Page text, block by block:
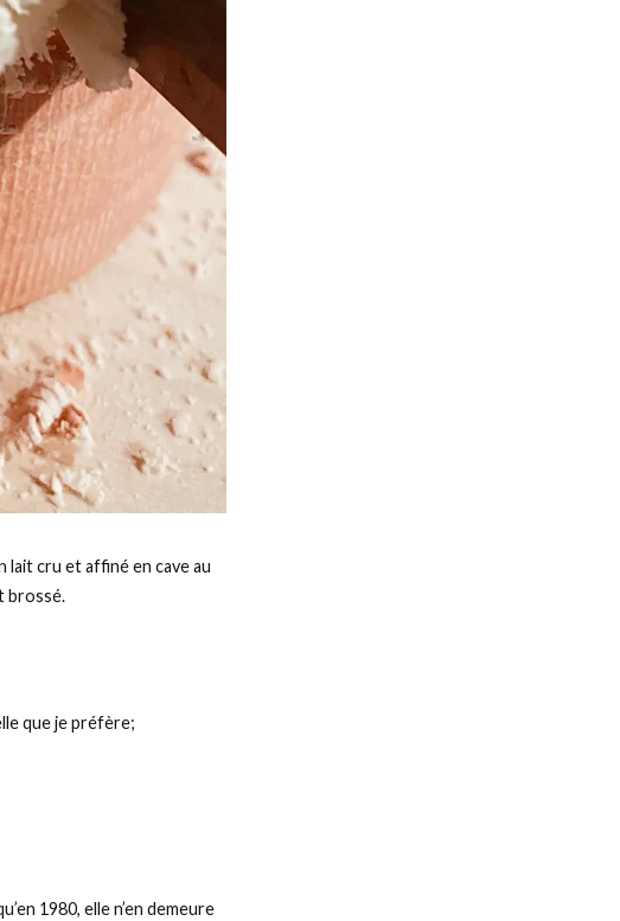
cru et affiné en cave au
brossé.
que je préfère;
1980, elle n’en demeure